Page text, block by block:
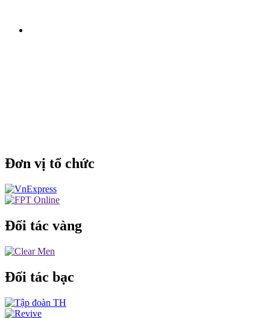
Đơn vị tổ chức
Đối tác vàng
Đối tác bạc